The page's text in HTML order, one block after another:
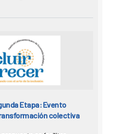
Etapa: Evento
colectiva